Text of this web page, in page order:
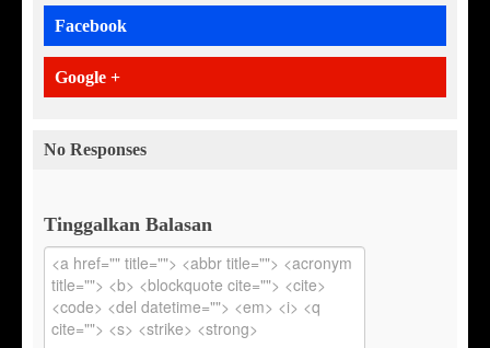
Facebook
Google +
No Responses
Tinggalkan Balasan